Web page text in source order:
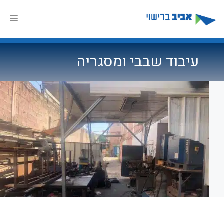
לתוכן
עיבוד שבבי ומסגריה